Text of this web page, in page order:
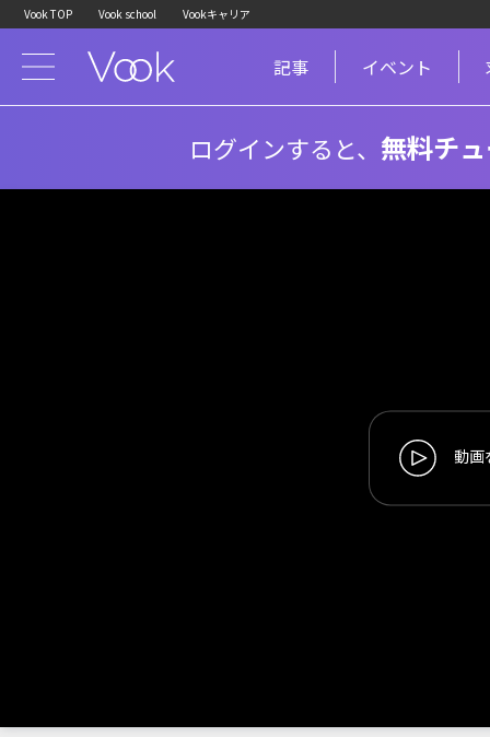
Vook TOP Vook school Vookキャリア
記事 イベント
ログインすると、 無料チ
動画